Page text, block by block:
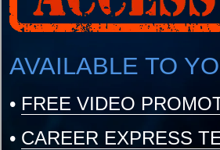
AVAILABLE TO
• FREE VIDEO
• CAREER EXPRESS